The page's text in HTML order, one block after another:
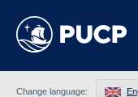
Change language: